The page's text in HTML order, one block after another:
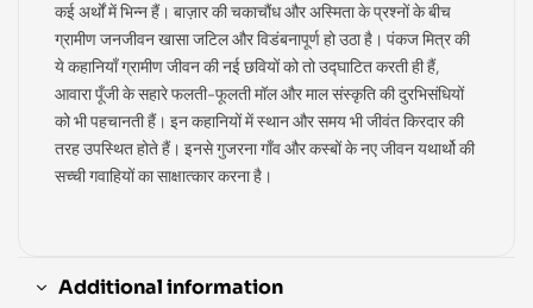
कई अर्थों में भिन्न हैं। बाज़ार की चकाचौंध और अस्मिता के प्रश्नों के बीच
ग्रामीण जनजीवन खासा जटिल और विडंबनापूर्ण हो उठा है। पंकज मित्र की
ये कहानियाँ ग्रामीण जीवन की नई छवियों को तो उद्घाटित करती ही हैं,
आवारा पूँजी के सहारे फलती-फूलती मॉल और माल संस्कृति की दुरभिसंधियों
को भी पहचानती हैं। इन कहानियों में स्थान और समय भी जीवंत किरदार की
तरह उपस्थित होते हैं। इनसे गुजरना गाँव और कस्बों के नए जीवन यथार्थो की
सच्ची गवाहियों का साक्षात्कार करना है।
Additional information